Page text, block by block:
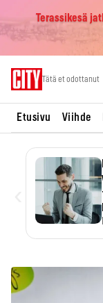
Terassikesä
Tätä et odottanut
Etusivu Viihde